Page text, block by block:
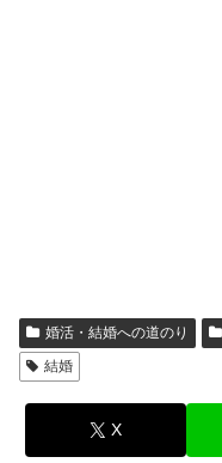
婚活・結婚への道のり
結婚
X